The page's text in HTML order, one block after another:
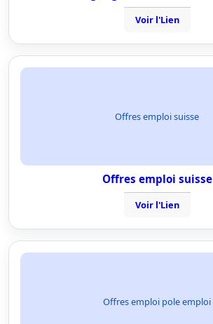
Voir l'Lien
Offres emploi suisse
Offres emploi suisse
Voir l'Lien
Offres emploi pole emploi